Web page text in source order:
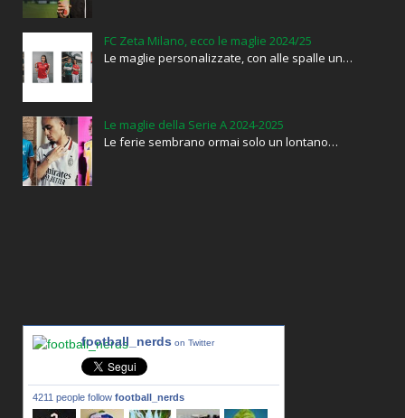
FC Zeta Milano, ecco le maglie 2024/25
Le maglie personalizzate, con alle spalle un…
Le maglie della Serie A 2024-2025
Le ferie sembrano ormai solo un lontano…
football_nerds on Twitter
4211 people follow football_nerds